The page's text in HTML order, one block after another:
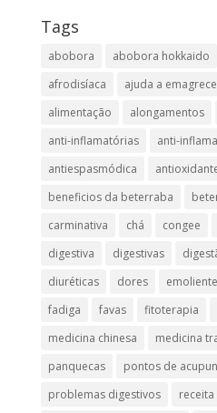
Tags
abobora abobora hokkaido
afrodisíaca
ajuda a
alimentação
alongamentos
anti-inflamatórias
anti-
antiespasmódica
beneficios da beterraba
carminativa
chá congee
digestiva
digestivas
diuréticas​
dores
fadiga
favas fitoterapia
medicina chinesa
medicina
panquecas
pontos de
problemas digestivos
receita